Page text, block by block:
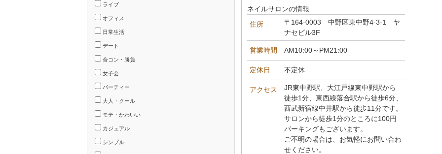
ネイルサロンの情報
住所
〒164-0003 中野区東中野4-3-1 ヤ
ナセビル3F
営業時間 AM10:00～PM21:00
定休日 不定休
アクセス
JR東中野駅、大江戸線東中野駅から
徒歩1分、東西線落合駅から徒歩6分、
西武新宿線中井駅から徒歩11分です。
サロンから徒歩1分のところに100円
パーキングもございます。
ご不明の場合は、お気軽にお問い合わ
せください。
ライブ
オフィス
日常生活
デート
合コン・勝負
女子会
パーティー
大人・クール
モテ・かわいい
カジュアル
シンプル